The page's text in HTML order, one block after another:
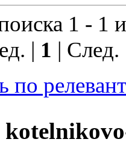
1 - 1
| 1 |
по